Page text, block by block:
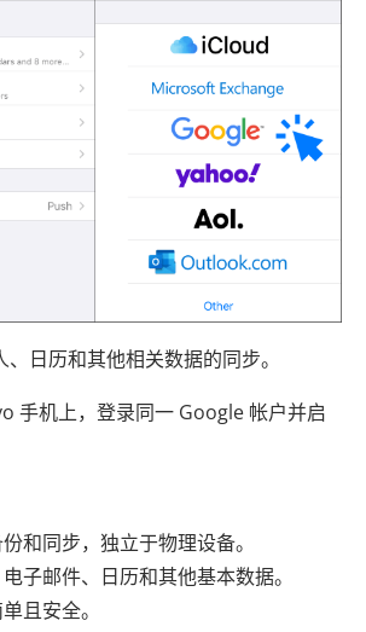
日历和其他相关数据的同步。
手机上，登录同一 Google 帐户并启
和同步，独立于物理设备。
子邮件、日历和其他基本数据。
且安全。